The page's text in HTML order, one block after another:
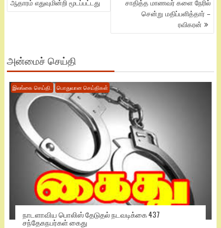
ஆதாரம் எதுவுமின்றி மூடப்பட்டது
சாதித்த மாணவர் களை நேரில்
சென்று மதிப்பளித்தார் –
ரவிகரன்
அன்மைச் செய்தி
இலங்கை செய்தி. பொதுவான செய்திகள்
நாடளாவிய பொலிஸ் தேடுதல் நடவடிக்கை 437
சந்தேகநபர்கள் கைது